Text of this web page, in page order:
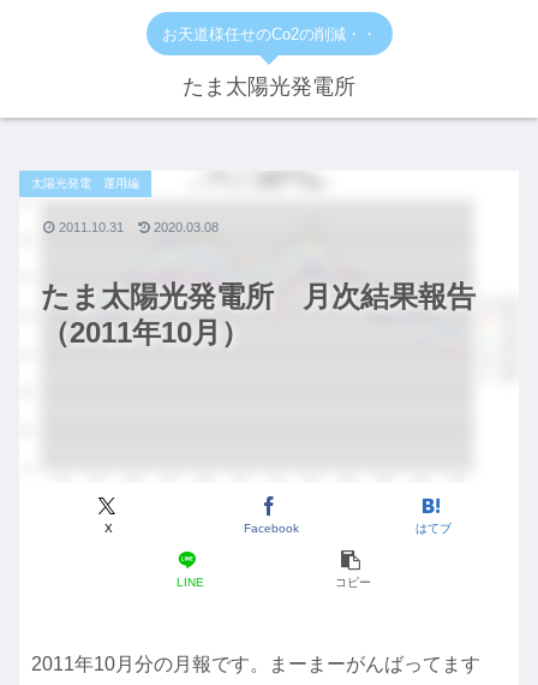
お天道様任せのCo2の削減・・
たま太陽光発電所
たま太陽光発電所 月次結果報告
（2011年10月）
太陽光発電 運用編
X Facebook はてブ
LINE コピー
2011.10.31 2020.03.08
2011年10月分の月報です。まーまーがんばってます